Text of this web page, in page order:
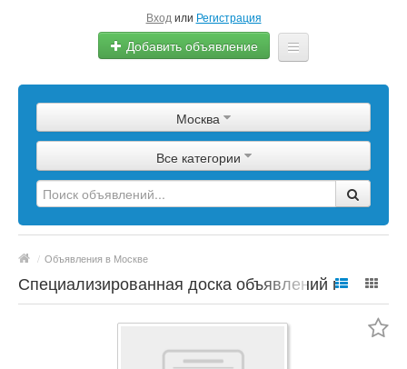
Вход или Регистрация
Добавить объявление
Сырье
Изделия
Оборудование
Еще
Москва
Все категории
/ Объявления в Москве
Специализированная доска объявлений по